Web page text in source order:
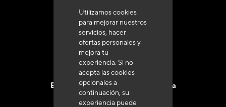
Utilizamos cookies
para mejorar nuestros
servicios, hacer
ofertas personales y
mejora tu
experiencia. Si no
acepta las cookies
opcionales a
continuación, su
experiencia puede
+33 (0)4 79 72 62 22 Pulse 1
Entrega en 48 a 72 horas en Francia